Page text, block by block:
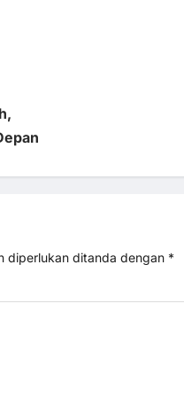
diperlukan ditanda dengan *